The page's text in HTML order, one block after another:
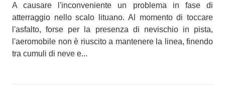
A causare l'inconveniente un problema in fase di
atterraggio nello scalo lituano. Al momento di toccare
l'asfalto, forse per la presenza di nevischio in pista,
l'aeromobile non è riuscito a mantenere la linea, finendo
tra cumuli di neve e...